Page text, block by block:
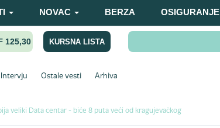
NOVAC BERZA OSIGURANJE
125,30 KURSNA LISTA
Intervju Ostale vesti Arhiva
veliki Data centar - biće 8 puta veći od kragujevačkog